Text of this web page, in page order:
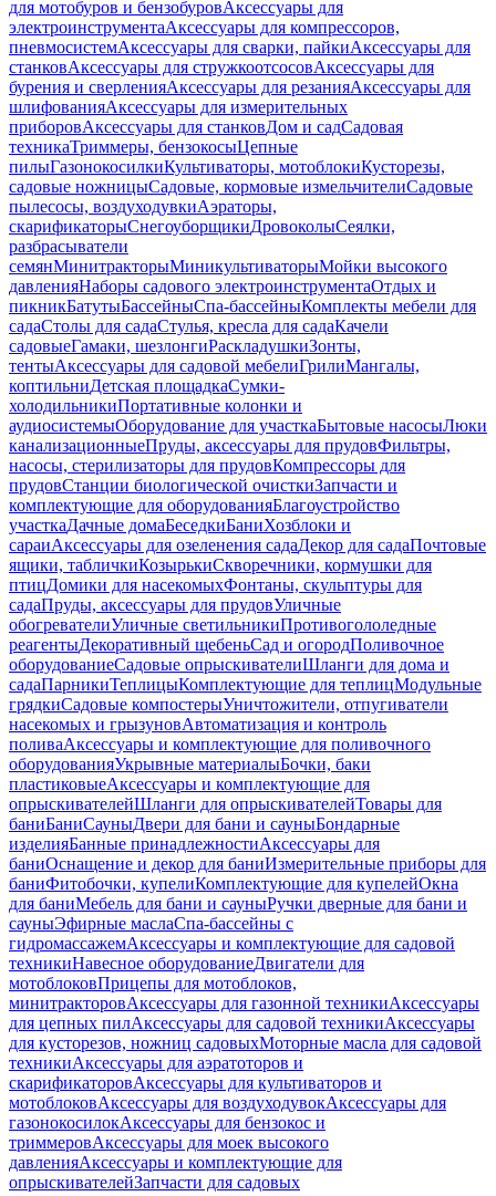
для мотобуров и бензобуровАксессуары для
электроинструментаАксессуары для компрессоров,
пневмосистемАксессуары для сварки, пайкиАксессуары для
станковАксессуары для стружкоотсосовАксессуары для
бурения и сверленияАксессуары для резанияАксессуары для
шлифованияАксессуары для измерительных
приборовАксессуары для станковДом и садСадовая
техникаТриммеры, бензокосыЦепные
пилыГазонокосилкиКультиваторы, мотоблокиКусторезы,
садовые ножницыСадовые, кормовые измельчителиСадовые
пылесосы, воздуходувкиАэраторы,
скарификаторыСнегоуборщикиДровоколыСеялки,
разбрасыватели
семянМинитракторыМиникультиваторыМойки высокого
давленияНаборы садового электроинструментаОтдых и
пикникБатутыБассейныСпа-бассейныКомплекты мебели для
садаСтолы для садаСтулья, кресла для садаКачели
садовыеГамаки, шезлонгиРаскладушкиЗонты,
тентыАксессуары для садовой мебелиГрилиМангалы,
коптильниДетская площадкаСумки-
холодильникиПортативные колонки и
аудиосистемыОборудование для участкаБытовые насосыЛюки
канализационныеПруды, аксессуары для прудовФильтры,
насосы, стерилизаторы для прудовКомпрессоры для
прудовСтанции биологической очисткиЗапчасти и
комплектующие для оборудованияБлагоустройство
участкаДачные домаБеседкиБаниХозблоки и
сараиАксессуары для озеленения садаДекор для садаПочтовые
ящики, табличкиКозырькиСкворечники, кормушки для
птицДомики для насекомыхФонтаны, скульптуры для
садаПруды, аксессуары для прудовУличные
обогревателиУличные светильникиПротивогололедные
реагентыДекоративный щебеньСад и огородПоливочное
оборудованиеСадовые опрыскивателиШланги для дома и
садаПарникиТеплицыКомплектующие для теплицМодульные
грядкиСадовые компостерыУничтожители, отпугиватели
насекомых и грызуновАвтоматизация и контроль
поливаАксессуары и комплектующие для поливочного
оборудованияУкрывные материалыБочки, баки
пластиковыеАксессуары и комплектующие для
опрыскивателейШланги для опрыскивателейТовары для
баниБаниСауныДвери для бани и сауныБондарные
изделияБанные принадлежностиАксессуары для
баниОснащение и декор для баниИзмерительные приборы для
баниФитобочки, купелиКомплектующие для купелейОкна
для баниМебель для бани и сауныРучки дверные для бани и
сауныЭфирные маслаСпа-бассейны с
гидромассажемАксессуары и комплектующие для садовой
техникиНавесное оборудованиеДвигатели для
мотоблоковПрицепы для мотоблоков,
минитракторовАксессуары для газонной техникиАксессуары
для цепных пилАксессуары для садовой техникиАксессуары
для кусторезов, ножниц садовыхМоторные масла для садовой
техникиАксессуары для аэратоторов и
скарификаторовАксессуары для культиваторов и
мотоблоковАксессуары для воздуходувокАксессуары для
газонокосилокАксессуары для бензокос и
триммеровАксессуары для моек высокого
давленияАксессуары и комплектующие для
опрыскивателейЗапчасти для садовых